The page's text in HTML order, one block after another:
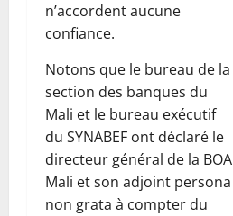
n’accordent aucune
confiance.
Notons que le bureau de la
section des banques du
Mali et le bureau exécutif
du SYNABEF ont déclaré le
directeur général de la BOA
Mali et son adjoint persona
non grata à compter du